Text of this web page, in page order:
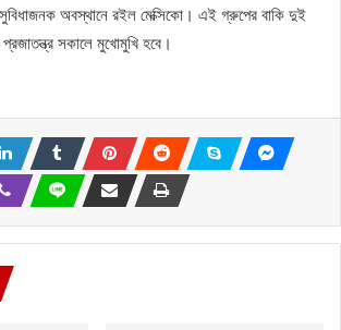
সুবিধাজনক অবস্থানে রইল মেক্সিকো। এই গ্রুপের বাকি দুই
সকালে মুখোমুখি হবে।